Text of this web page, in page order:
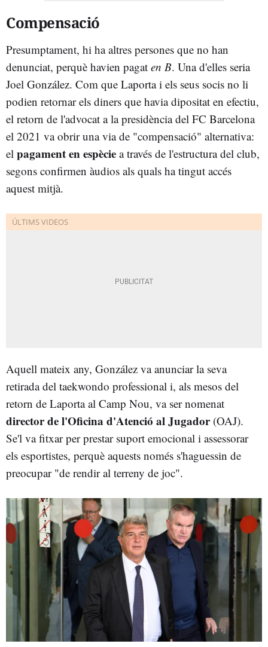
Compensació
Presumptament, hi ha altres persones que no han
denunciat, perquè havien pagat en B. Una d'elles seria
Joel González. Com que Laporta i els seus socis no li
podien retornar els diners que havia dipositat en efectiu,
el retorn de l'advocat a la presidència del FC Barcelona
el 2021 va obrir una via de "compensació" alternativa:
el pagament en espècie a través de l'estructura del club,
segons confirmen àudios als quals ha tingut accés
aquest mitjà.
Aquell mateix any, González va anunciar la seva
retirada del taekwondo professional i, als mesos del
retorn de Laporta al Camp Nou, va ser nomenat
director de l'Oficina d'Atenció al Jugador(OAJ).
Se'l va fitxar per prestar suport emocional i assessorar
els esportistes, perquè aquests només s'haguessin de
preocupar "de rendir al terreny de joc".